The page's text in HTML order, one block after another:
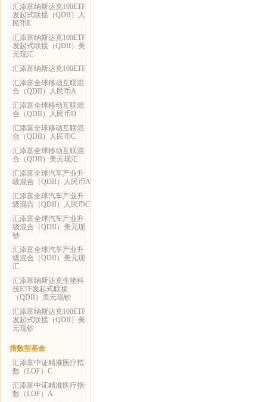
汇添富纳斯达克100ETF
发起式联接（QDII）人
民币E
汇添富纳斯达克100ETF
发起式联接（QDII）美
元现汇
汇添富纳斯达克100ETF
汇添富全球移动互联混
合（QDII）人民币A
汇添富全球移动互联混
合（QDII）人民币D
汇添富全球移动互联混
合（QDII）人民币C
汇添富全球移动互联混
合（QDII）美元现汇
汇添富全球汽车产业升
级混合（QDII）人民币A
汇添富全球汽车产业升
级混合（QDII）人民币C
汇添富全球汽车产业升
级混合（QDII）美元现
钞
汇添富全球汽车产业升
级混合（QDII）美元现
汇
汇添富纳斯达克生物科
技ETF发起式联接
（QDII）美元现钞
汇添富纳斯达克100ETF
发起式联接（QDII）美
元现钞
指数型基金
汇添富中证精准医疗指
数（LOF）C
汇添富中证精准医疗指
数（LOF）A